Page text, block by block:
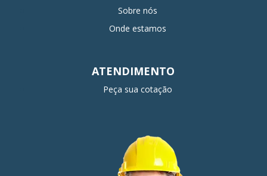
Sobre nós
Onde estamos
ATENDIMENTO
Peça sua cotação